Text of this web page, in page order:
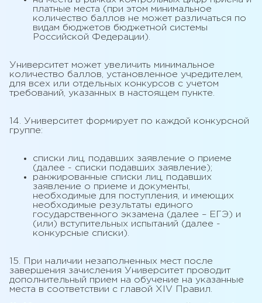
платные места (при этом минимальное
количество баллов не может различаться по
видам бюджетов бюджетной системы
Российской Федерации).
Университет может увеличить минимальное
количество баллов, установленное учредителем,
для всех или отдельных конкурсов с учетом
требований, указанных в настоящем пункте.
14. Университет формирует по каждой конкурсной
группе:
списки лиц, подавших заявление о приеме
(далее - списки подавших заявление);
ранжированные списки лиц, подавших
заявление о приеме и документы,
необходимые для поступления, и имеющих
необходимые результаты единого
государственного экзамена (далее – ЕГЭ) и
(или) вступительных испытаний (далее -
конкурсные списки).
15. При наличии незаполненных мест после
завершения зачисления Университет проводит
дополнительный прием на обучение на указанные
места в соответствии с главой XIV Правил.